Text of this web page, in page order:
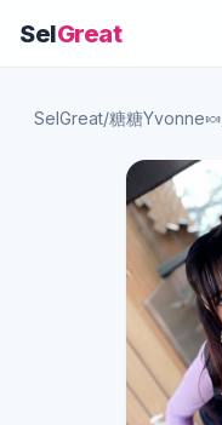
SelGreat
SelGreat/糖糖Yvonne🍬